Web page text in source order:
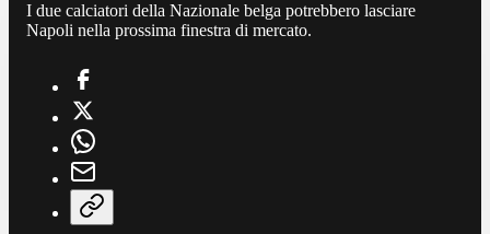
I due calciatori della Nazionale belga potrebbero lasciare
Napoli nella prossima finestra di mercato.